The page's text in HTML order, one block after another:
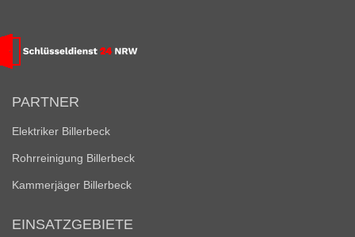
PARTNER
Elektriker Billerbeck
Rohrreinigung Billerbeck
Kammerjäger Billerbeck
EINSATZGEBIETE